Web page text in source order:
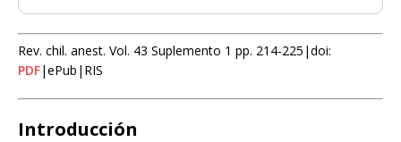
Rev. chil. anest. Vol. 43 Suplemento 1 pp. 214-225|doi:
PDF|ePub|RIS
Introducción